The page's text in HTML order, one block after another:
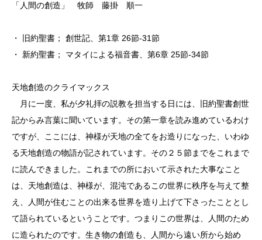
「人間の創造」 牧師 藤掛 順一
・ 旧約聖書； 創世記、第1章 26節-31節
・ 新約聖書； マタイによる福音書、第6章 25節-34節
天地創造のクライマックス
月に一度、私が夕礼拝の説教を担当する日には、旧約聖書創世
記からみ言葉に聞いています。その第一章を読み進めているわけ
ですが、ここには、神様が天地の全てをお造りになった、いわゆ
る天地創造の物語が記されています。その２５節までをこれまで
に読んできました。これまでの所において示された大事なこと
は、天地創造は、神様が、混沌であるこの世界に秩序を与えて整
え、人間が住むことの出来る世界を造り上げて下さったこととし
て語られているということです。つまりこの世界は、人間のため
に造られたのです。生き物の創造も、人間から遠い所から始め